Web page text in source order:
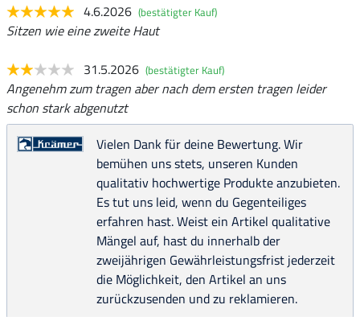
4.6.2026 (bestätigter Kauf)
Sitzen wie eine zweite Haut
31.5.2026 (bestätigter Kauf)
Angenehm zum tragen aber nach dem ersten tragen leider
schon stark abgenutzt
Vielen Dank für deine Bewertung. Wir
bemühen uns stets, unseren Kunden
qualitativ hochwertige Produkte anzubieten.
Es tut uns leid, wenn du Gegenteiliges
erfahren hast. Weist ein Artikel qualitative
Mängel auf, hast du innerhalb der
zweijährigen Gewährleistungsfrist jederzeit
die Möglichkeit, den Artikel an uns
zurückzusenden und zu reklamieren.